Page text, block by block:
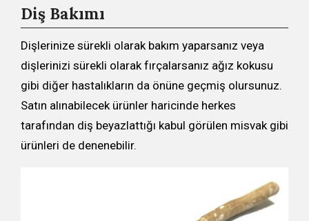
Diş Bakımı
Dişlerinize sürekli olarak bakım yaparsanız veya
dişlerinizi sürekli olarak fırçalarsanız ağız kokusu
gibi diğer hastalıkların da önüne geçmiş olursunuz.
Satın alınabilecek ürünler haricinde herkes
tarafından diş beyazlattığı kabul görülen misvak gibi
ürünleri de denenebilir.